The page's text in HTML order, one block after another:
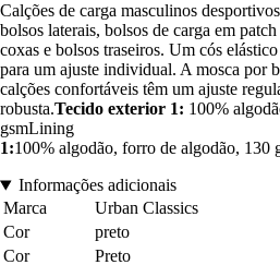
Calções de carga masculinos
bolsos laterais, bolsos de carga em
coxas e bolsos traseiros. Um cós
para um ajuste individual. A mosca por
calções confortáveis têm um ajuste
robusta.Tecido exterior 1: 100%
gsmLining
1:100% algodão, forro de algodão, 130
Informações adicionais
Marca
Urban Classics
Cor
preto
Cor
Preto